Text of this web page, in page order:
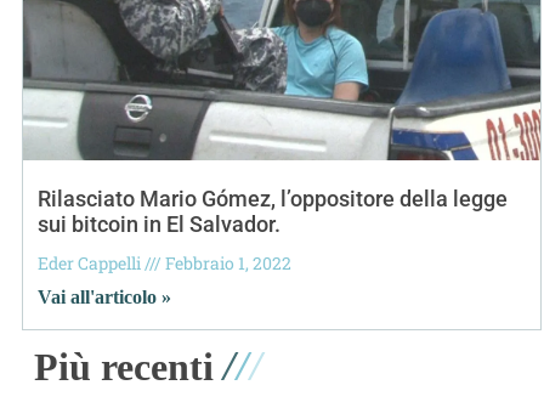
Rilasciato Mario Gómez, l’oppositore della legge
sui bitcoin in El Salvador.
Eder Cappelli Febbraio 1, 2022
Vai all'articolo »
Più recenti///